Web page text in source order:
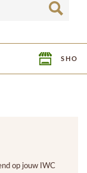
op jouw IWC